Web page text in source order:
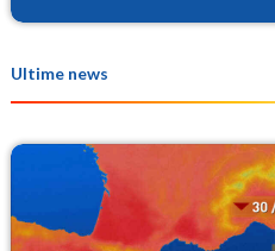
Ultime news